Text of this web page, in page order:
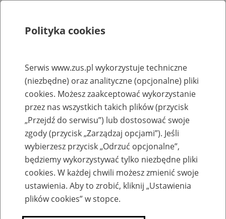
Rejestry, ewidencje i archiwa
Baza zlikwidowanych lub
przekształconych zakładów pracy
Nazwa zakładu pracy:
SZUKAJ
Polityka cookies
Serwis www.zus.pl wykorzystuje techniczne
(niezbędne) oraz analityczne (opcjonalne) pliki
cookies. Możesz zaakceptować wykorzystanie
przez nas wszystkich takich plików (przycisk
„Przejdź do serwisu”) lub dostosować swoje
zgody (przycisk „Zarządzaj opcjami”). Jeśli
wybierzesz przycisk „Odrzuć opcjonalne”,
będziemy wykorzystywać tylko niezbędne pliki
cookies. W każdej chwili możesz zmienić swoje
ustawienia. Aby to zrobić, kliknij „Ustawienia
plików cookies” w stopce.